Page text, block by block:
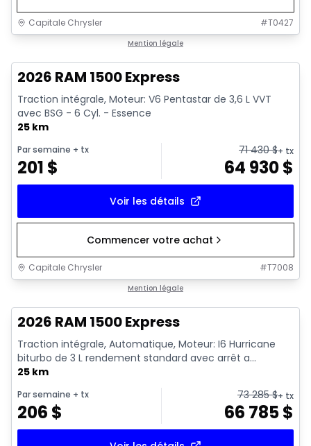
Capitale Chrysler #T0427
Mention légale
2026 RAM 1500 Express
Traction intégrale, Moteur: V6 Pentastar de 3,6 L VVT
avec BSG - 6 Cyl. - Essence
25 km
Par semaine + tx
201 $
71 430$+ tx
64 930$
Voir les détails
Commencer votre achat
Capitale Chrysler #T7008
Mention légale
2026 RAM 1500 Express
Traction intégrale, Automatique, Moteur: I6 Hurricane
biturbo de 3 L rendement standard avec arrêt a...
25 km
Par semaine + tx
206 $
73 285$+ tx
66 785$